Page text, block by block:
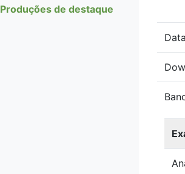
Produções de destaque